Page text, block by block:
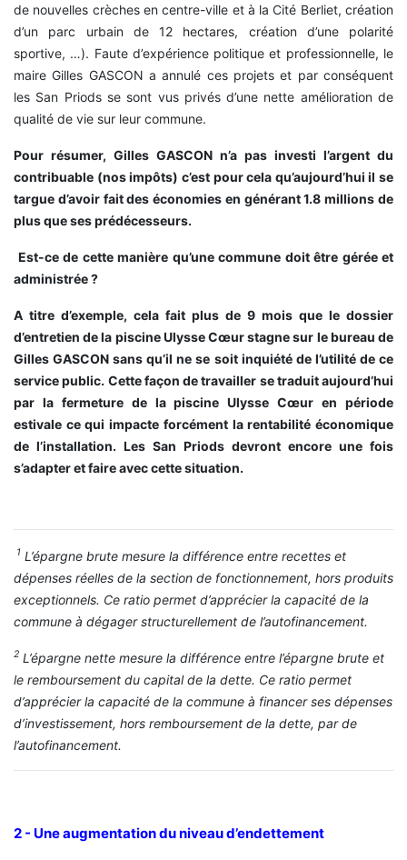
de nouvelles crèches en centre-ville et à la Cité Berliet, création
d’un parc urbain de 12 hectares, création d’une polarité
sportive, …). Faute d’expérience politique et professionnelle, le
maire Gilles GASCON a annulé ces projets et par conséquent
les San Priods se sont vus privés d’une nette amélioration de
qualité de vie sur leur commune.
Pour résumer, Gilles GASCON n’a pas investi l’argent du
contribuable (nos impôts) c’est pour cela qu’aujourd’hui il se
targue d’avoir fait des économies en générant 1.8 millions de
plus que ses prédécesseurs.
Est-ce de cette manière qu’une commune doit être gérée et
administrée ?
A titre d’exemple, cela fait plus de 9 mois que le dossier
d’entretien de la piscine Ulysse Cœur stagne sur le bureau de
Gilles GASCON sans qu’il ne se soit inquiété de l’utilité de ce
service public. Cette façon de travailler se traduit aujourd’hui
par la fermeture de la piscine Ulysse Cœur en période
estivale ce qui impacte forcément la rentabilité économique
de l’installation. Les San Priods devront encore une fois
s’adapter et faire avec cette situation.
1 L’épargne brute mesure la différence entre recettes et
dépenses réelles de la section de fonctionnement, hors produits
exceptionnels. Ce ratio permet d’apprécier la capacité de la
commune à dégager structurellement de l’autofinancement.
2 L’épargne nette mesure la différence entre l’épargne brute et
le remboursement du capital de la dette. Ce ratio permet
d’apprécier la capacité de la commune à financer ses dépenses
d’investissement, hors remboursement de la dette, par de
l’autofinancement.
2 - Une augmentation du niveau d’endettement